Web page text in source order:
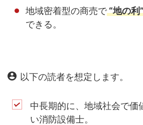
地域密着型の商売で“地の利
できる。
以下の読者を想定します。
中長期的に、地域社会で価
い消防設備士。